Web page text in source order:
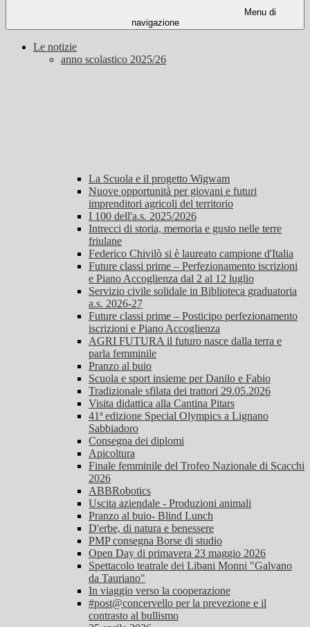
Menu di
navigazione
Le notizie
anno scolastico 2025/26
La Scuola e il progetto Wigwam
Nuove opportunità per giovani e futuri
imprenditori agricoli del territorio
I 100 dell'a.s. 2025/2026
Intrecci di storia, memoria e gusto nelle terre
friulane
Federico Chivilò si è laureato campione d'Italia
Future classi prime – Perfezionamento iscrizioni
e Piano Accoglienza dal 2 al 12 luglio
Servizio civile solidale in Biblioteca graduatoria
a.s. 2026-27
Future classi prime – Posticipo perfezionamento
iscrizioni e Piano Accoglienza
AGRI FUTURA il futuro nasce dalla terra e
parla femminile
Pranzo al buio
Scuola e sport insieme per Danilo e Fabio
Tradizionale sfilata dei trattori 29.05.2026
Visita didattica alla Cantina Pitars
41ª edizione Special Olympics a Lignano
Sabbiadoro
Consegna dei diplomi
Apicoltura
Finale femminile del Trofeo Nazionale di Scacchi
2026
ABBRobotics
Uscita aziendale - Produzioni animali
Pranzo al buio- Blind Lunch
D'erbe, di natura e benessere
PMP consegna Borse di studio
Open Day di primavera 23 maggio 2026
Spettacolo teatrale dei Libani Monni "Galvano
da Tauriano"
In viaggio verso la cooperazione
#post@concervello per la prevezione e il
contrasto al bullismo